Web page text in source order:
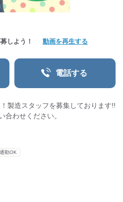
しよう！ 動画を再生する
電話する
製造スタッフを募集しております!!
合わせください。
勤OK